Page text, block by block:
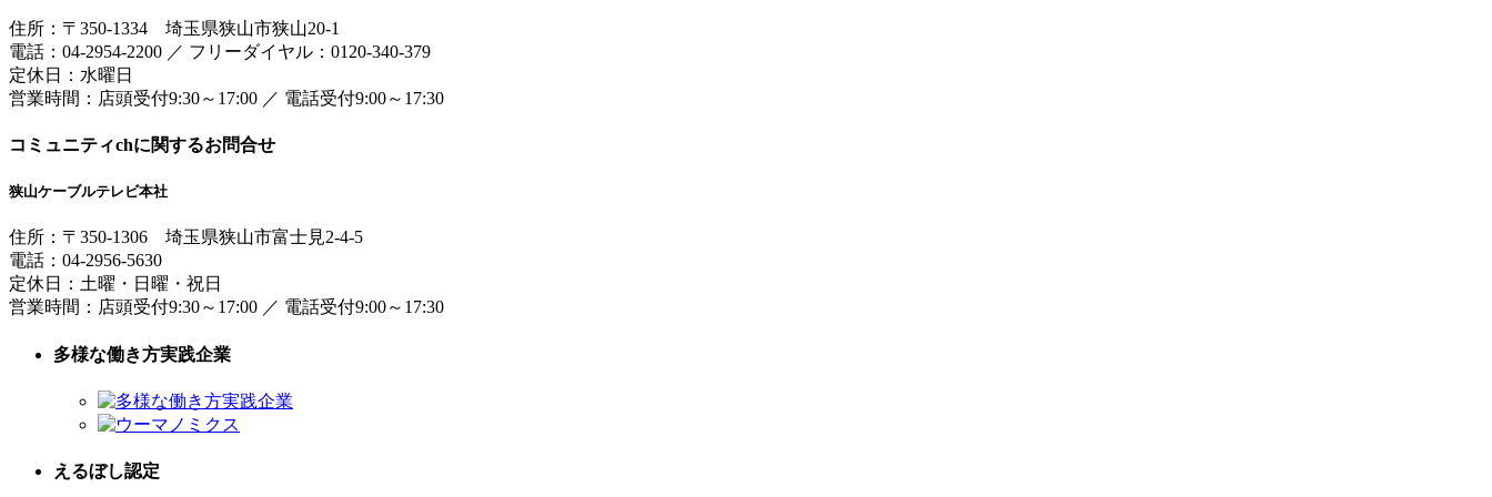
住所： 〒350-1334 埼玉県狭山市狭山20-1
電話： 04-2954-2200 ／ フリーダイヤル：0120-340-379
定休日：水曜日
営業時間： 店頭受付9:30～17:00 ／ 電話受付9:00～17:30
コミュニティchに関するお問合せ
狭山ケーブルテレビ本社
住所： 〒350-1306 埼玉県狭山市富士見2-4-5
電話： 04-2956-5630
定休日：土曜・日曜・祝日
営業時間： 店頭受付9:30～17:00 ／ 電話受付9:00～17:30
多様な働き方実践企業
えるぼし認定